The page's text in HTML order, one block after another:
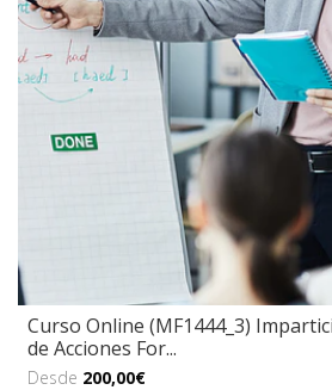
Curso Online (MF1444_3)
de Acciones For...
Desde 200,00€